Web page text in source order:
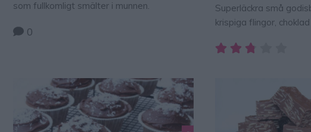
som fullkomligt smälter i munnen.
0
Superläckra små
krispiga flingor,